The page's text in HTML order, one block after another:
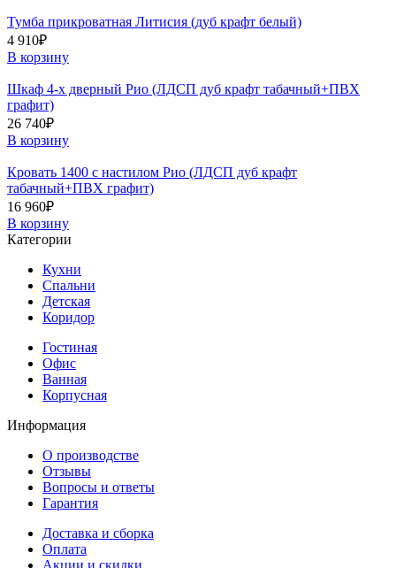
Тумба прикроватная Литисия (дуб крафт белый)
4 910₽
В корзину
Шкаф 4-х дверный Рио (ЛДСП дуб крафт табачный+ПВХ
графит)
26 740₽
В корзину
Кровать 1400 с настилом Рио (ЛДСП дуб крафт
табачный+ПВХ графит)
16 960₽
В корзину
Категории
Кухни
Спальни
Детская
Коридор
Гостиная
Офис
Ванная
Корпусная
Информация
О производстве
Отзывы
Вопросы и ответы
Гарантия
Доставка и сборка
Оплата
Акции и скидки